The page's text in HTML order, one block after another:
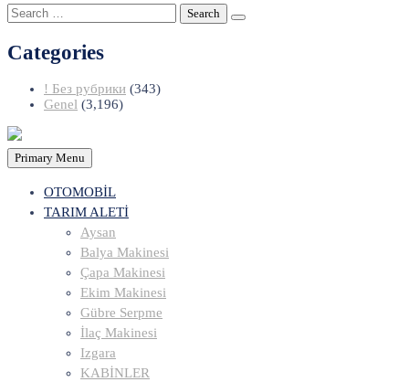
Search
for:
Categories
! Без рубрики (343)
Genel (3,196)
Primary Menu
OTOMOBİL
TARIM ALETİ
Aysan
Balya Makinesi
Çapa Makinesi
Ekim Makinesi
Gübre Serpme
İlaç Makinesi
Izgara
KABİNLER